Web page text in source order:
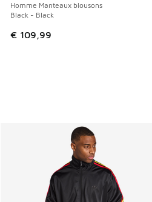
Homme Manteaux blousons
Black - Black
€ 109,99